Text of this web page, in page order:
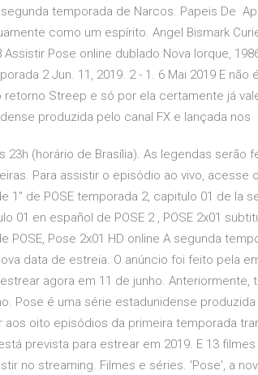
temporada de Narcos. Papeis De
como um espírito. Angel Bismark
Pose online dublado Nova Iorque,
2 Jun. 11, 2019. 2 - 1. 6 Mai 2019 E não
Streep e só por ela certamente já
produzida pelo canal FX e lançada nos
23h (horário de Brasília). As legendas serão
Para assistir o episódio ao vivo, acesse
1” de POSE temporada 2, capitulo 01 de la
01 en español de POSE 2 , POSE 2x01
Pose 2x01 HD online A segunda
data de estreia. O anúncio foi feito pela
agora em 11 de junho. Anteriormente,
Pose é uma série estadunidense
oito episódios da primeira temporada
prevista para estrear em 2019. E 13 filmes
no streaming. Filmes e séries. 'Pose', a